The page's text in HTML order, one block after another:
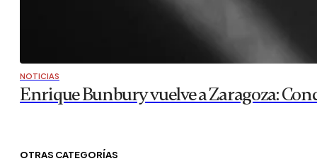
NOTICIAS
Enrique Bunbury vuelve a Zaragoza:
OTRAS CATEGORÍAS